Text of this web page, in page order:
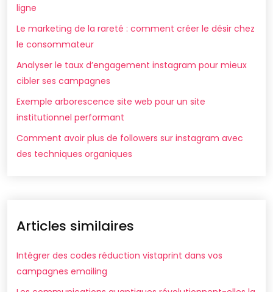
ligne
Le marketing de la rareté : comment créer le désir chez
le consommateur
Analyser le taux d’engagement instagram pour mieux
cibler ses campagnes
Exemple arborescence site web pour un site
institutionnel performant
Comment avoir plus de followers sur instagram avec
des techniques organiques
Articles similaires
Intégrer des codes réduction vistaprint dans vos
campagnes emailing